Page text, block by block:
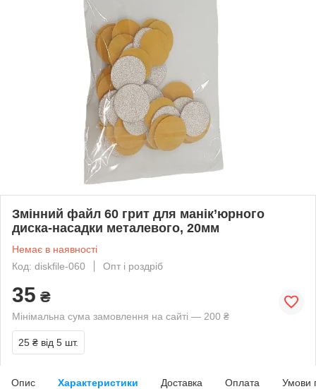
Змінний файл 60 грит для манік’юрного
диска-насадки металевого, 20мм
Немає в наявності
Код: diskfile-060
Опт і роздріб
35 ₴
Мінімальна сума замовлення на сайті — 200 ₴
25 ₴ від 5 шт.
Опис Характеристики Доставка Оплата Умови